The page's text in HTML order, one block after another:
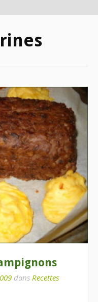
dans Recettes